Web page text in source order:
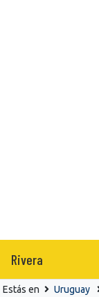
Rivera
Estás en Uruguay